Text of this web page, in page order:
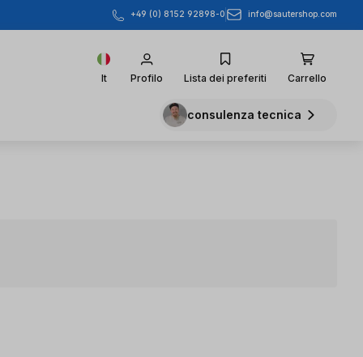
+49 (0) 8152 92898-0 info@sautershop.com
It Profilo Lista dei preferiti Carrello
consulenza tecnica